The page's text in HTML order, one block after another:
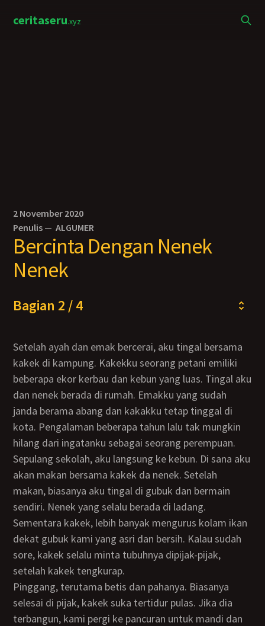
ceritaseru.xyz
2 November 2020
Penulis —ALGUMER
Bercinta Dengan Nenek
Nenek
Bagian 2 / 4
Setelah ayah dan emak bercerai, aku tingal bersama
kakek di kampung. Kakekku seorang petani emiliki
beberapa ekor kerbau dan kebun yang luas. Tingal aku
dan nenek berada di rumah. Emakku yang sudah
janda berama abang dan kakakku tetap tinggal di
kota. Pengalaman beberapa tahun lalu tak mungkin
hilang dari ingatanku sebagai seorang perempuan.
Sepulang sekolah, aku langsung ke kebun. Di sana aku
akan makan bersama kakek da nenek. Setelah
makan, biasanya aku tingal di gubuk dan bermain
sendiri. Nenek yang selalu berada di ladang.
Sementara kakek, lebih banyak mengurus kolam ikan
dekat gubuk kami yang asri dan bersih. Kalau sudah
sore, kakek selalu minta tubuhnya dipijak-pijak,
setelah kakek tengkurap.
Pinggang, terutama betis dan pahanya. Biasanya
selesai di pijak, kakek suka tertidur pulas. Jika dia
terbangun, kami pergi ke pancuran untuk mandi dan